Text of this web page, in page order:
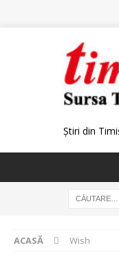
Știri din
ACASĂ Wish